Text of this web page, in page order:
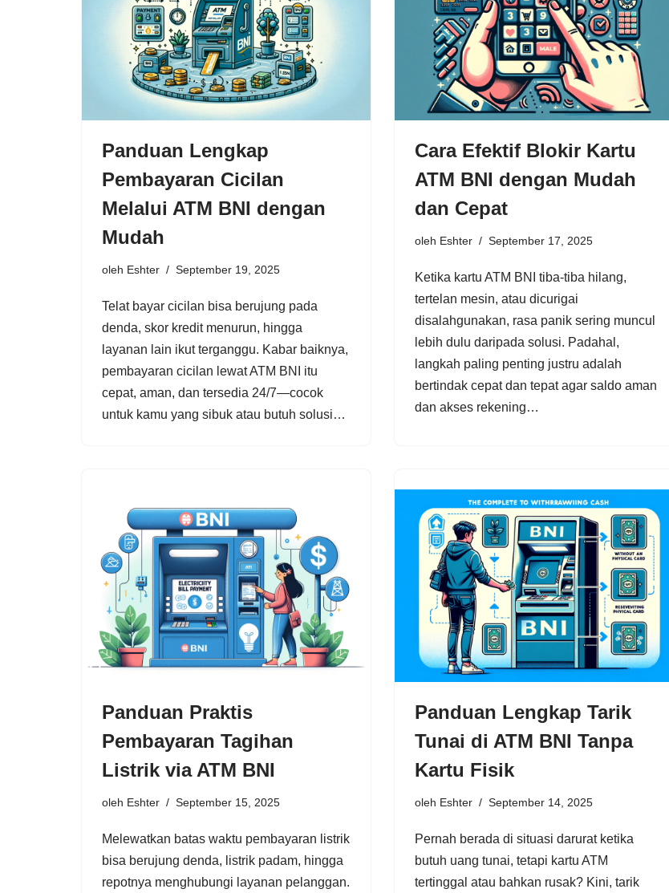
Panduan Lengkap
Pembayaran Cicilan
Melalui ATM BNI dengan
Mudah
oleh Eshter September 19, 2025
Telat bayar cicilan bisa berujung pada
denda, skor kredit menurun, hingga
layanan lain ikut terganggu. Kabar baiknya,
pembayaran cicilan lewat ATM BNI itu
cepat, aman, dan tersedia 24/7—cocok
untuk kamu yang sibuk atau butuh solusi…
Cara Efektif Blokir Kartu
ATM BNI dengan Mudah
dan Cepat
oleh Eshter September 17, 2025
Ketika kartu ATM BNI tiba-tiba hilang,
tertelan mesin, atau dicurigai
disalahgunakan, rasa panik sering muncul
lebih dulu daripada solusi. Padahal,
langkah paling penting justru adalah
bertindak cepat dan tepat agar saldo aman
dan akses rekening…
Panduan Praktis
Pembayaran Tagihan
Listrik via ATM BNI
oleh Eshter September 15, 2025
Melewatkan batas waktu pembayaran listrik
bisa berujung denda, listrik padam, hingga
repotnya menghubungi layanan pelanggan.
Panduan Lengkap Tarik
Tunai di ATM BNI Tanpa
Kartu Fisik
oleh Eshter September 14, 2025
Pernah berada di situasi darurat ketika
butuh uang tunai, tetapi kartu ATM
tertinggal atau bahkan rusak? Kini, tarik